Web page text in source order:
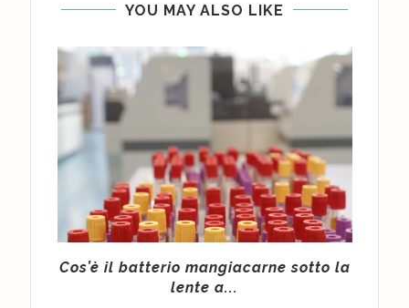
YOU MAY ALSO LIKE
Cos’è il batterio mangiacarne sotto la
lente a...